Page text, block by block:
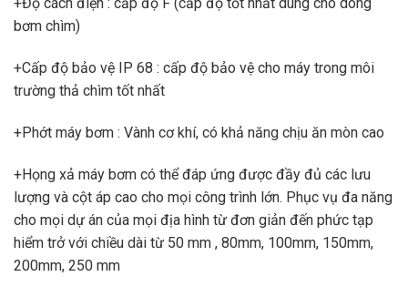
+Độ cách điện : cấp độ F (cấp độ tốt nhất dùng cho dòng
bơm chìm)
+Cấp độ bảo vệ IP 68 : cấp độ bảo vệ cho máy trong môi
trường thả chìm tốt nhất
+Phớt máy bơm : Vành cơ khí, có khả năng chịu ăn mòn cao
+Họng xả máy bơm có thể đáp ứng được đầy đủ các lưu
lượng và cột áp cao cho mọi công trình lớn. Phục vụ đa năng
cho mọi dự án của mọi địa hình từ đơn giản đến phức tạp
hiểm trở với chiều dài từ 50 mm , 80mm, 100mm, 150mm,
200mm, 250 mm